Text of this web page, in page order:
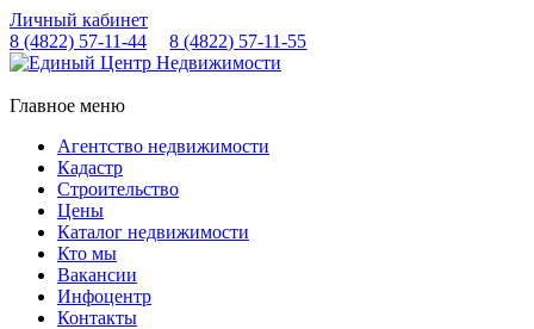
Личный кабинет
8 (4822) 57-11-44 8 (4822) 57-11-55
Главное меню
Агентство недвижимости
Кадастр
Строительство
Цены
Каталог недвижимости
Кто мы
Вакансии
Инфоцентр
Контакты